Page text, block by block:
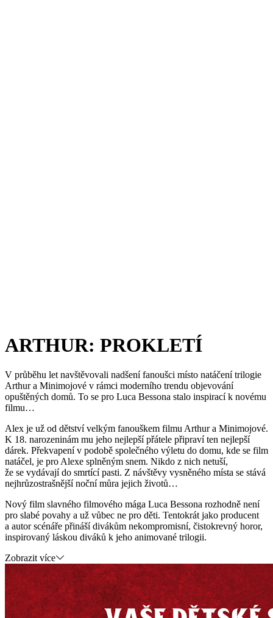
ARTHUR: PROKLETÍ
V průběhu let navštěvovali nadšení fanoušci místo natáčení trilogie
Arthur a Minimojové v rámci moderního trendu objevování
opuštěných domů. To se pro Luca Bessona stalo inspirací k novému
filmu…
Alex je už od dětství velkým fanouškem filmu Arthur a Minimojové.
K 18. narozeninám mu jeho nejlepší přátele připraví ten nejlepší
dárek. Překvapení v podobě společného výletu do domu, kde se film
natáčel, je pro Alexe splněným snem. Nikdo z nich netuší,
že se vydávají do smrtící pasti. Z návštěvy vysněného místa se stává
nejhrůzostrašnější noční můra jejich životů…
Nový film slavného filmového mága Luca Bessona rozhodně není
pro slabé povahy a už vůbec ne pro děti. Tentokrát jako producent
a autor scénáře přináší divákům nekompromisní, čistokrevný horor,
inspirovaný láskou diváků k jeho animované trilogii.
Zobrazit více